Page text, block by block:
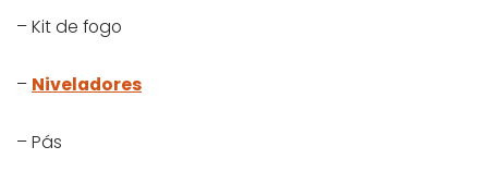
– Kit de fogo
– Niveladores
– Pás